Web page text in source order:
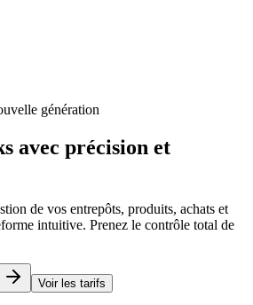
génération
avec précision et
de vos entrepôts, produits, achats et
intuitive. Prenez le contrôle total de
Voir les tarifs